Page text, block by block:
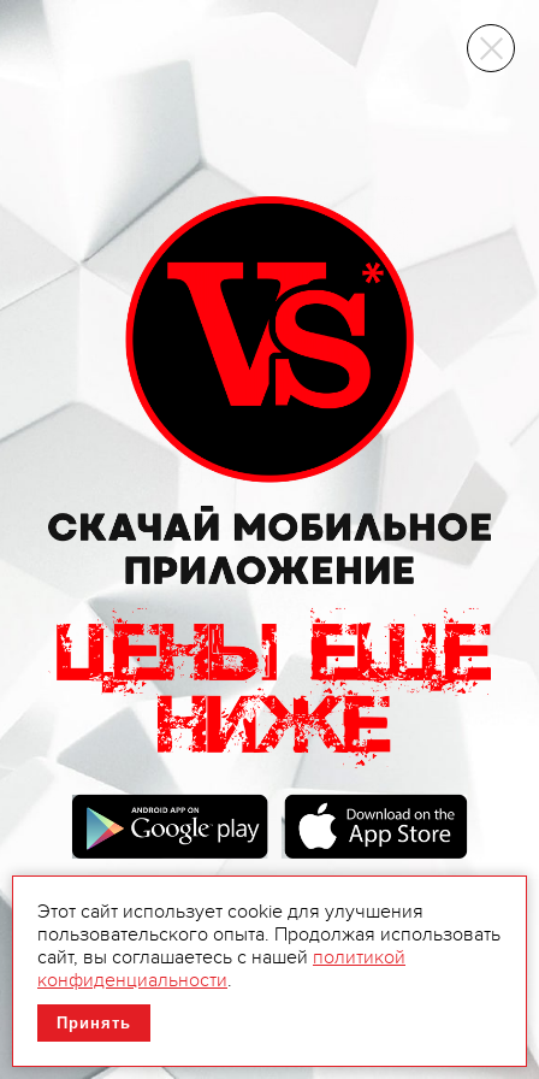
ВИННЫЙ СКЛАД
Этот сайт использует cookie для улучшения
пользовательского опыта. Продолжая использовать
сайт, вы соглашаетесь с нашей политикой
конфиденциальности.
Принять